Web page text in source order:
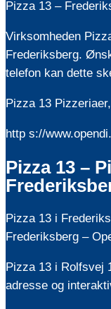
Pizza 13 –
Virksomheden
Frederiksberg.
telefon kan dette
Pizza 13
http s://
Pizza 13 –
Pizza 13 i
Frederiksberg –
Pizza 13 i Rolfsvej
adresse og